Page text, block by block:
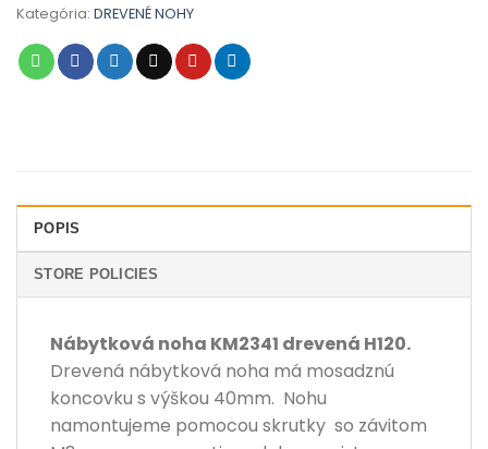
Kategória: DREVENÉ NOHY
POPIS
STORE POLICIES
Nábytková noha KM2341 drevená H120.
Drevená nábytková noha má mosadznú
koncovku s výškou 40mm. Nohu
namontujeme pomocou skrutky so závitom